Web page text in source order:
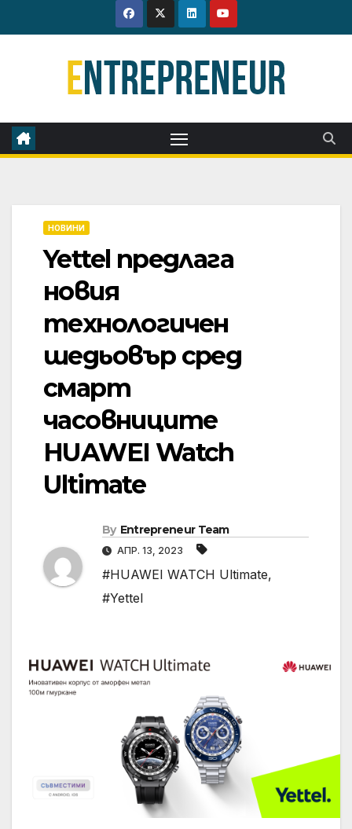
to
НОВИНИ
Yettel предлага
новия
технологичен
шедьовър сред
смарт
часовниците
HUAWEI Watch
Ultimate
By Entrepreneur Team
АПР. 13, 2023
#HUAWEI WATCH Ultimate,
#Yettel